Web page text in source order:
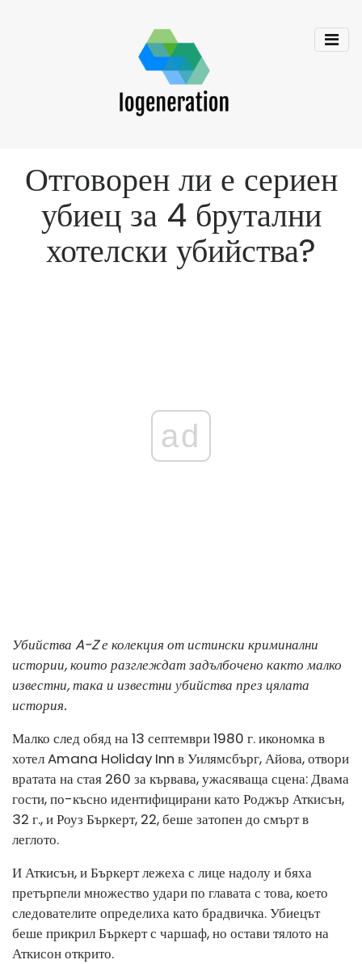
Отговорен ли е сериен
убиец за 4 брутални
хотелски убийства?
ad
Убийства A-Z е колекция от истински криминални
истории, които разглеждат задълбочено както малко
известни, така и известни убийства през цялата
история.
Малко след обяд на 13 септември 1980 г. икономка в
хотел Amana Holiday Inn в Уилямсбърг, Айова, отвори
вратата на стая 260 за кървава, ужасяваща сцена: Двама
гости, по-късно идентифицирани като Роджър Аткисън,
32 г., и Роуз Бъркерт, 22, беше затопен до смърт в
леглото.
И Аткисън, и Бъркерт лежеха с лице надолу и бяха
претърпели множество удари по главата с това, което
следователите определиха като брадвичка. Убиецът
беше прикрил Бъркерт с чаршаф, но остави тялото на
Аткисон открито.